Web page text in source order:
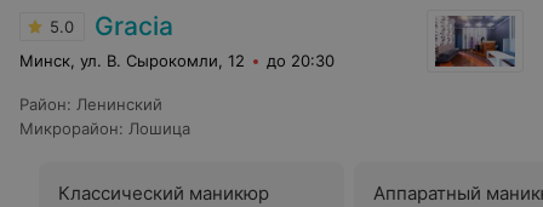
5.0 Gracia
Минск, ул. В. Сырокомли, 12 до 20:30
Район: Ленинский
Микрорайон: Лошица
Классический маникюр
Аппаратный